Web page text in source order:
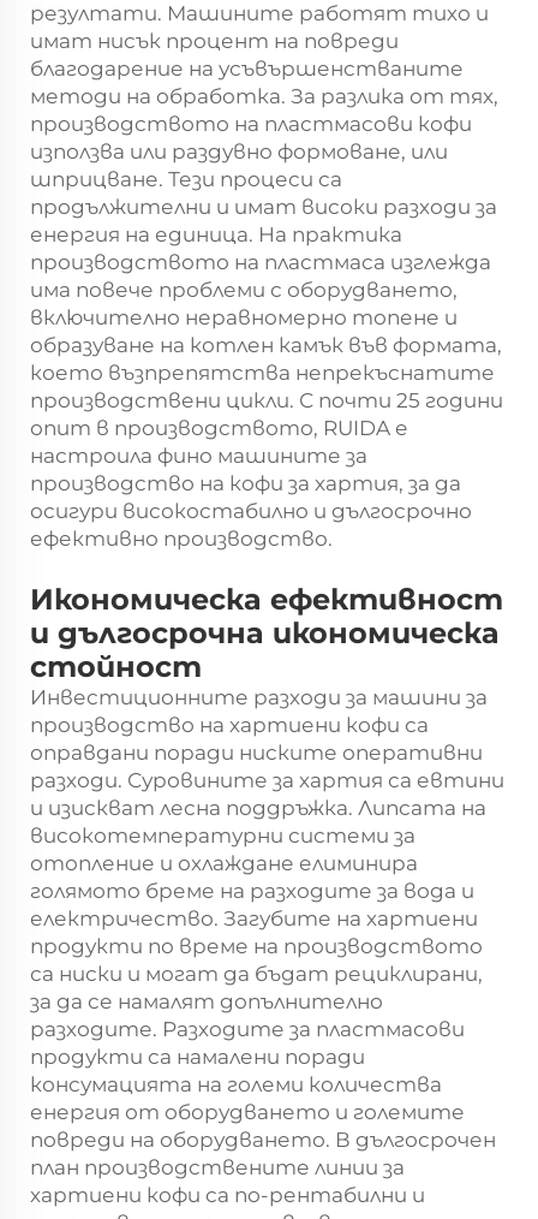
резултати. Машините работят тихо и
имат нисък процент на повреди
благодарение на усъвършенстваните
методи на обработка. За разлика от тях,
производството на пластмасови кофи
използва или раздувно формоване, или
шприцване. Тези процеси са
продължителни и имат високи разходи за
енергия на единица. На практика
производството на пластмаса изглежда
има повече проблеми с оборудването,
включително неравномерно топене и
образуване на котлен камък във формата,
което възпрепятства непрекъснатите
производствени цикли. С почти 25 години
опит в производството, RUIDA е
настроила фино машините за
производство на кофи за хартия, за да
осигури високостабилно и дългосрочно
ефективно производство.
Икономическа ефективност
и дългосрочна икономическа
стойност
Инвестиционните разходи за машини за
производство на хартиени кофи са
оправдани поради ниските оперативни
разходи. Суровините за хартия са евтини
и изискват лесна поддръжка. Липсата на
високотемпературни системи за
отопление и охлаждане елиминира
голямото бреме на разходите за вода и
електричество. Загубите на хартиени
продукти по време на производството
са ниски и могат да бъдат рециклирани,
за да се намалят допълнително
разходите. Разходите за пластмасови
продукти са намалени поради
консумацията на големи количества
енергия от оборудването и големите
повреди на оборудването. В дългосрочен
план производствените линии за
хартиени кофи са по-рентабилни и